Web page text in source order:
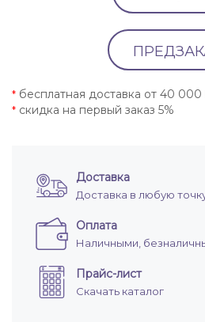
* бесплатная доставка от 40
* скидка на первый заказ 5%
Доставка
Доставка в любую
Оплата
Наличными,
Прайс-лист
Скачать каталог